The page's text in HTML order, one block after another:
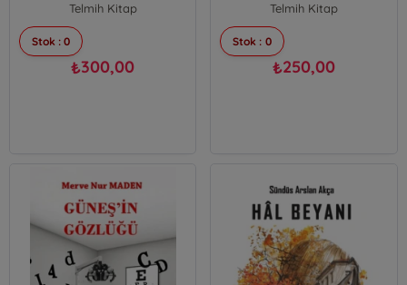
Telmih Kitap
Stok : 0
₺300,00
Telmih Kitap
Stok : 0
₺250,00